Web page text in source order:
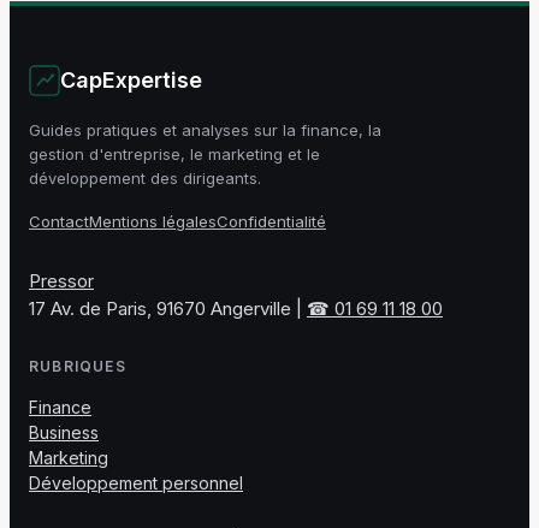
CapExpertise
Guides pratiques et analyses sur la finance, la
gestion d'entreprise, le marketing et le
développement des dirigeants.
ContactMentions légalesConfidentialité
Pressor
17 Av. de Paris, 91670 Angerville
☎ 01 69 11 18 00
RUBRIQUES
Finance
Business
Marketing
Développement personnel